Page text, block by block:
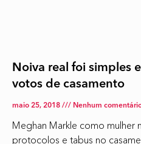
Noiva real foi simples
votos de casamento
maio 25, 2018 Nenhum
Meghan Markle como mulher
protocolos e tabus no